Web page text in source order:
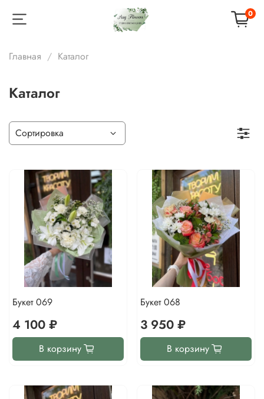
0
Главная Каталог
Каталог
Букет 069
4 100 ₽
В корзину
Букет 068
3 950 ₽
В корзину